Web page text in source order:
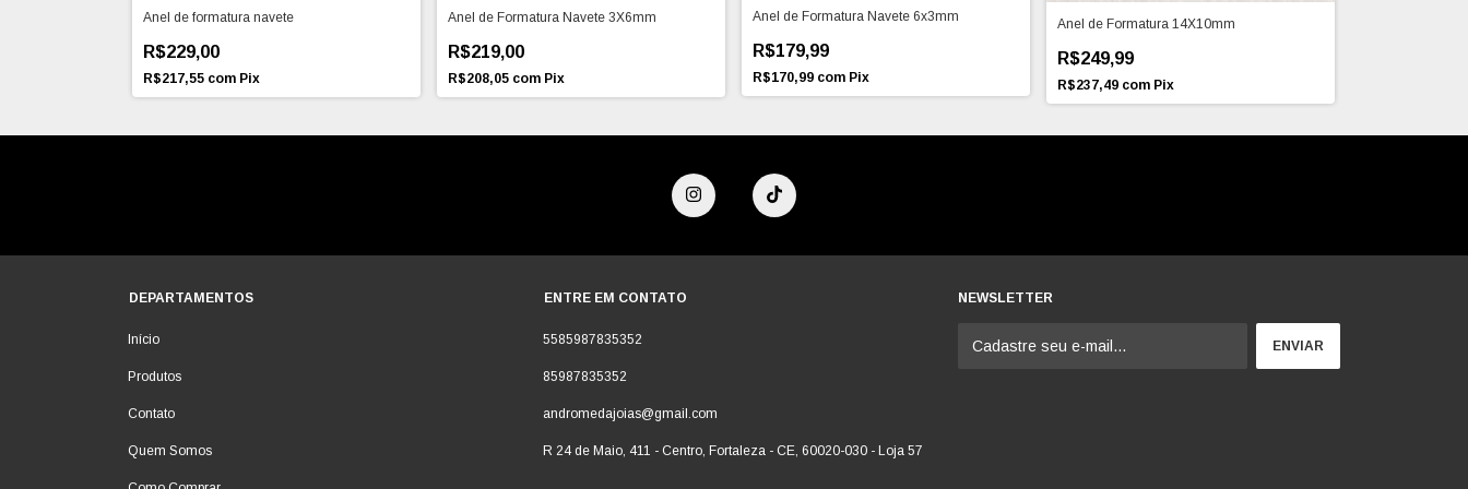
Anel de formatura navete
R$229,00
R$217,55 com Pix
Anel de Formatura Navete 3X6mm
R$219,00
R$208,05 com Pix
Anel de Formatura Navete 6x3mm
R$179,99
R$170,99 com Pix
Anel de Formatura 14X10mm
R$249,99
R$237,49 com Pix
DEPARTAMENTOS
Início
Produtos
Contato
Quem Somos
ENTRE EM CONTATO
5585987835352
85987835352
andromedajoias@gmail.com
R 24 de Maio, 411 - Centro, Fortaleza - CE, 60020-030 - Loja 57
NEWSLETTER